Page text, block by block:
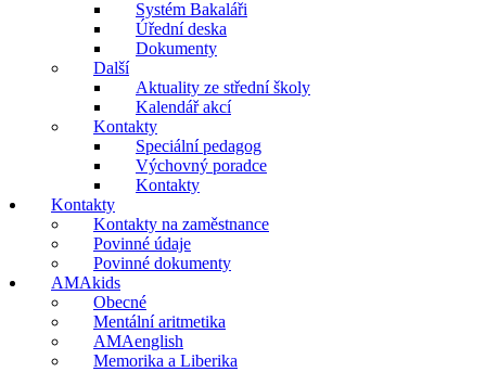
Systém Bakaláři
Úřední deska
Dokumenty
Další
Aktuality ze střední školy
Kalendář akcí
Kontakty
Speciální pedagog
Výchovný poradce
Kontakty
Kontakty
Kontakty na zaměstnance
Povinné údaje
Povinné dokumenty
AMAkids
Obecné
Mentální aritmetika
AMAenglish
Memorika a Liberika